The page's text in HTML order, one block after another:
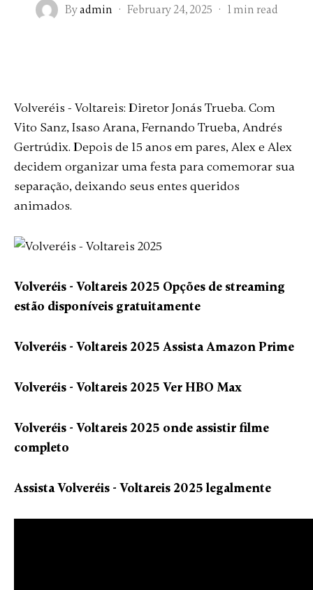
Byadmin · February 24, 2025 · 1 min read
Volveréis - Voltareis: Diretor Jonás Trueba. Com
Vito Sanz, Isaso Arana, Fernando Trueba, Andrés
Gertrúdix. Depois de 15 anos em pares, Alex e Alex
decidem organizar uma festa para comemorar sua
separação, deixando seus entes queridos
animados.
Volveréis - Voltareis 2025 Opções de streaming
estão disponíveis gratuitamente
Volveréis - Voltareis 2025 Assista Amazon Prime
Volveréis - Voltareis 2025 Ver HBO Max
Volveréis - Voltareis 2025 onde assistir filme
completo
Assista Volveréis - Voltareis 2025 legalmente